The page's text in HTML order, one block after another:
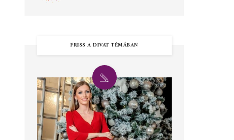
FRISS A DIVAT TÉMÁBAN